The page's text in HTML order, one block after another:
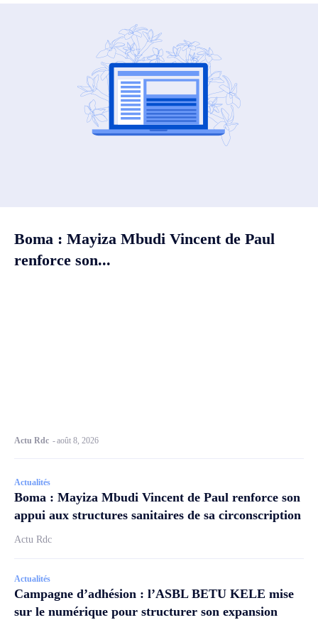
Boma : Mayiza Mbudi Vincent de Paul
renforce son...
Actu Rdc -août 8, 2026
Actualités
Boma : Mayiza Mbudi Vincent de Paul renforce son
appui aux structures sanitaires de sa circonscription
Actu Rdc
Actualités
Campagne d’adhésion : l’ASBL BETU KELE mise
sur le numérique pour structurer son expansion